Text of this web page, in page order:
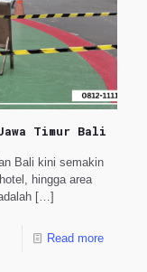
Timur Bali
Bali kini semakin
hingga area
[…]
Read more